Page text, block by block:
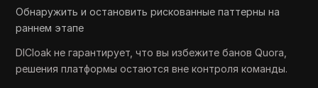
Обнаружить и остановить рискованные паттерны на
раннем этапе
DICloak не гарантирует, что вы избежите банов Quora,
решения платформы остаются вне контроля команды.